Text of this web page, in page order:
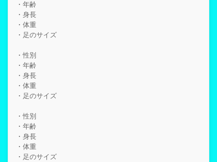
・年齢
・身長
・体重
・足のサイズ
・性別
・年齢
・身長
・体重
・足のサイズ
・性別
・年齢
・身長
・体重
・足のサイズ